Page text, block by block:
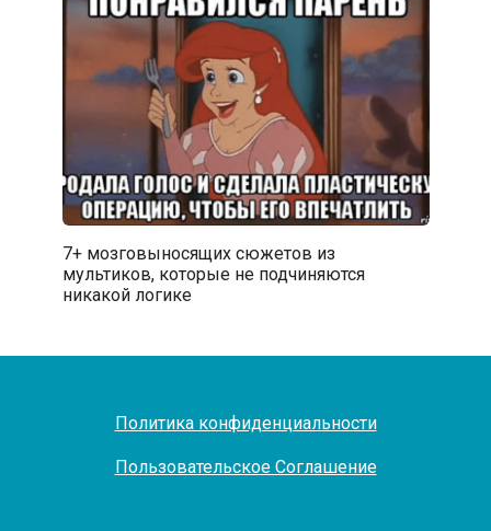
7+ мозговыносящих сюжетов из
мультиков, которые не подчиняются
никакой логике
Политика конфиденциальности
Пользовательское Соглашение